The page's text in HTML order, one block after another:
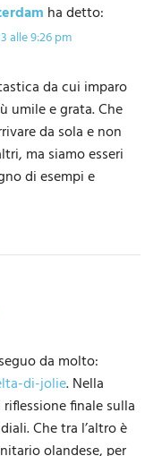
ha detto:
alle 9:26 pm
da cui imparo
umile e grata. Che
da sola e non
ma siamo esseri
di esempi e
da molto:
di-jolie. Nella
finale sulla
Che tra l’altro è